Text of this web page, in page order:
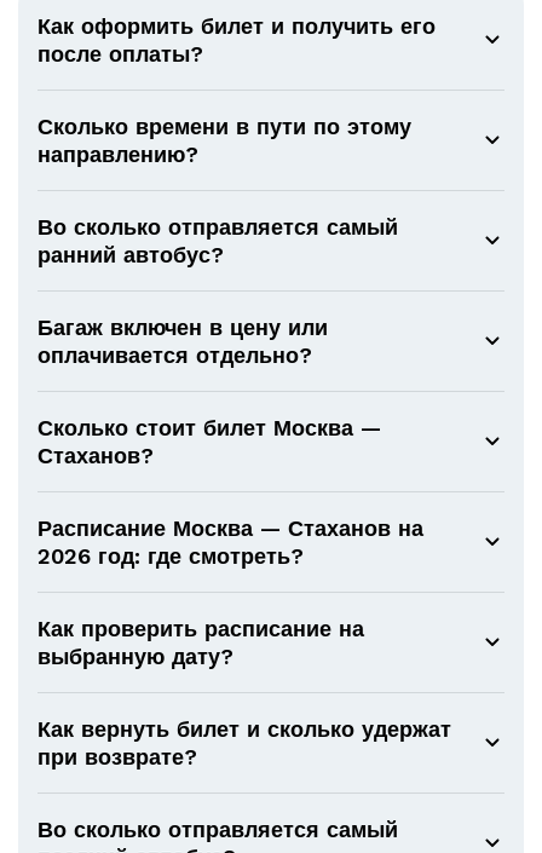
Как оформить билет и получить его
после оплаты?
Сколько времени в пути по этому
направлению?
Во сколько отправляется самый
ранний автобус?
Багаж включен в цену или
оплачивается отдельно?
Сколько стоит билет Москва —
Стаханов?
Расписание Москва — Стаханов на
2026 год: где смотреть?
Как проверить расписание на
выбранную дату?
Как вернуть билет и сколько удержат
при возврате?
Во сколько отправляется самый